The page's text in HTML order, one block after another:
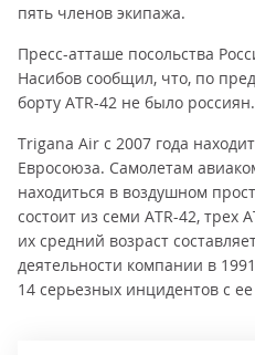
пять членов экипажа.
Пресс-атташе посольства
Насибов сообщил, что, по
борту ATR-42 не было россиян.
Trigana Air c 2007 года
Евросоюза. Самолетам
находиться в воздушном
состоит из семи ATR-42, трех
их средний возраст
деятельности компании в
14 серьезных инцидентов с